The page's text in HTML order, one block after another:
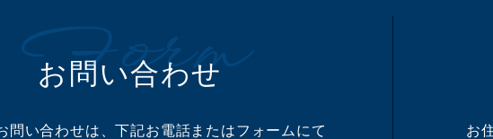
お問い合わせ
Form
問い合わせは、下記お電話またはフォームにて
お